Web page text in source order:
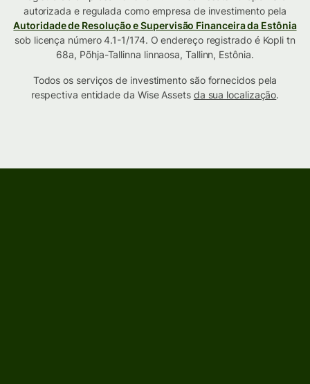
autorizada e regulada como empresa de investimento pela
Autoridade de Resolução e Supervisão Financeira da Estônia
sob licença número 4.1-1/174. O endereço registrado é Kopli tn
68a, Põhja-Tallinna linnaosa, Tallinn, Estônia.
Todos os serviços de investimento são fornecidos pela
respectiva entidade da Wise Assets da sua localização.